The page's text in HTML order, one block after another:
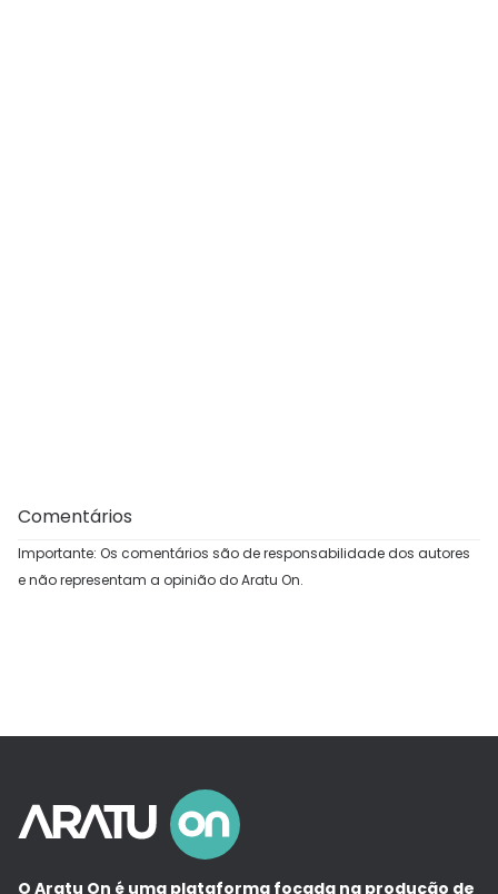
Comentários
Importante: Os comentários são de responsabilidade dos autores
e não representam a opinião do Aratu On.
O Aratu On é uma plataforma focada na produção de